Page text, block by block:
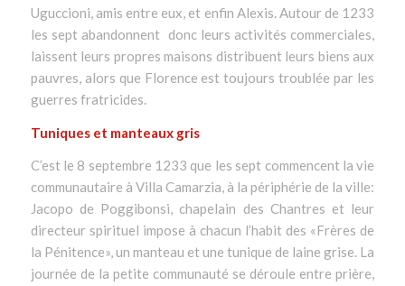
Uguccioni, amis entre eux, et enfin Alexis. Autour de 1233
les sept abandonnent donc leurs activités commerciales,
laissent leurs propres maisons distribuent leurs biens aux
pauvres, alors que Florence est toujours troublée par les
guerres fratricides.
Tuniques et manteaux gris
C’est le 8 septembre 1233 que les sept commencent la vie
communautaire à Villa Camarzia, à la périphérie de la ville:
Jacopo de Poggibonsi, chapelain des Chantres et leur
directeur spirituel impose à chacun l’habit des «Frères de
la Pénitence», un manteau et une tunique de laine grise. La
journée de la petite communauté se déroule entre prière,